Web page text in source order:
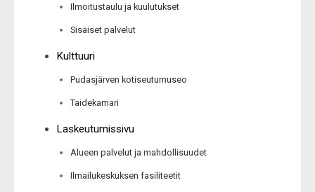
Ilmoitustaulu ja kuulutukset
Sisäiset palvelut
Kulttuuri
Pudasjärven kotiseutumuseo
Taidekamari
Laskeutumissivu
Alueen palvelut ja mahdollisuudet
Ilmailukeskuksen fasiliteetit